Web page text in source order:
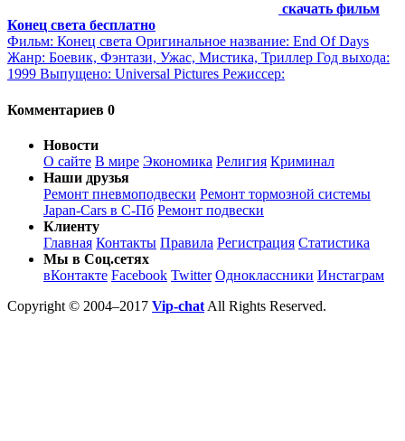
скачать фильм
Конец света бесплатно
Фильм: Конец света Оригинальное название: End Of Days
Жанр: Боевик, Фэнтази, Ужас, Мистика, Триллер Год выхода:
1999 Выпущено: Universal Pictures Режиссер:
Комментариев 0
Новости
О сайте В мире Экономика Религия Криминал
Наши друзья
Ремонт пневмоподвески Ремонт тормозной системы
Japan-Cars в С-Пб Ремонт подвески
Клиенту
Главная Контакты Правила Регистрация Статистика
Мы в Соц.сетях
вКонтакте Facebook Twitter Одноклассники Инстаграм
Copyright © 2004–2017 Vip-chat All Rights Reserved.